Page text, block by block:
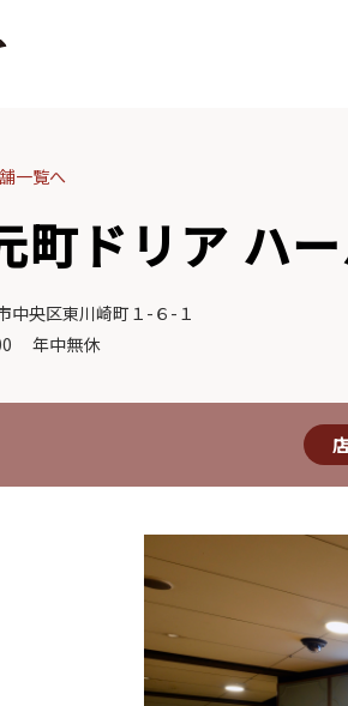
一覧へ
町ドリア ハ
中央区東川崎町１-６-１
年中無休